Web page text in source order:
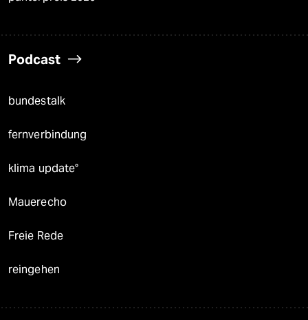
Podcast
bundestalk
fernverbindung
klima update°
Mauerecho
Freie Rede
reingehen